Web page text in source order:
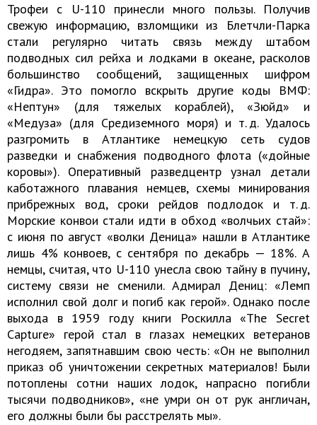
Трофеи с U-110 принесли много пользы. Получив
свежую информацию, взломщики из Блетчли-Парка
стали регулярно читать связь между штабом
подводных сил рейха и лодками в океане, расколов
большинство сообщений, защищенных шифром
«Гидра». Это помогло вскрыть другие коды ВМФ:
«Нептун» (для тяжелых кораблей), «Зюйд» и
«Медуза» (для Средиземного моря) и т. д. Удалось
разгромить в Атлантике немецкую сеть судов
разведки и снабжения подводного флота («дойные
коровы»). Оперативный разведцентр узнал детали
каботажного плавания немцев, схемы минирования
прибрежных вод, сроки рейдов подлодок и т. д.
Морские конвои стали идти в обход «волчьих стай»:
с июня по август «волки Деница» нашли в Атлантике
лишь 4% конвоев, с сентября по декабрь — 18%. А
немцы, считая, что U-110 унесла свою тайну в пучину,
систему связи не сменили. Адмирал Дениц: «Лемп
исполнил свой долг и погиб как герой». Однако после
выхода в 1959 году книги Роскилла «The Secret
Capture» герой стал в глазах немецких ветеранов
негодяем, запятнавшим свою честь: «Он не выполнил
приказ об уничтожении секретных материалов! Были
потоплены сотни наших лодок, напрасно погибли
тысячи подводников», «не умри он от рук англичан,
его должны были бы расстрелять мы».